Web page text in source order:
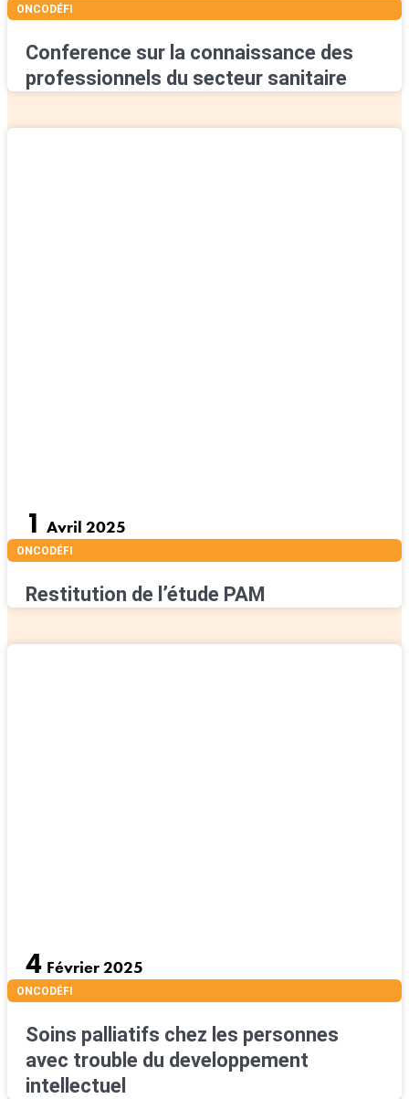
ONCODÉFI
Conference sur la connaissance des
professionnels du secteur sanitaire
1 Avril 2025
ONCODÉFI
Restitution de l’étude PAM
4 Février 2025
ONCODÉFI
Soins palliatifs chez les personnes
avec trouble du developpement
intellectuel